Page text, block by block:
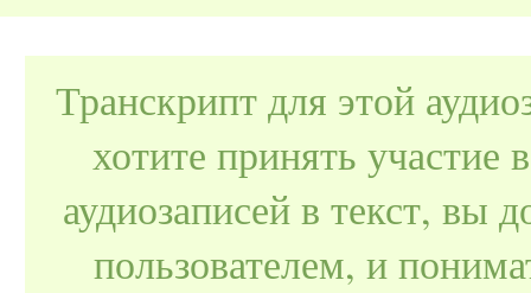
Транскрипт для этой
хотите принять
аудиозаписей в текст, вы
пользователем, и